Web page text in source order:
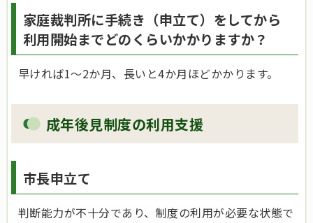
家庭裁判所に手続き（申立て）をしてから
利用開始までどのくらいかかりますか？
早ければ1～2か月、長いと4か月ほどかかります。
成年後見制度の利用支援
市長申立て
判断能力が不十分であり、制度の利用が必要な状態で